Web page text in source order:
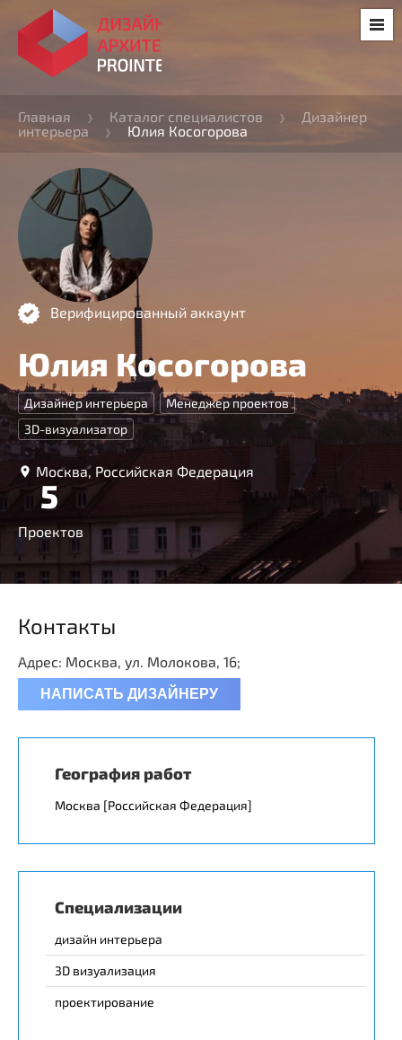
Главная Каталог специалистов
Дизайнер
интерьера
Юлия Косогорова
Верифицированный аккаунт
Юлия Косогорова
Дизайнер интерьера
Менеджер проектов
3D-визуализатор
Москва, Российская Федерация
5
Проектов
Контакты
Адрес: Москва, ул. Молокова, 16;
НАПИСАТЬ ДИЗАЙНЕРУ
География работ
Москва [Российская Федерация]
Специализации
дизайн интерьера
3D визуализация
проектирование